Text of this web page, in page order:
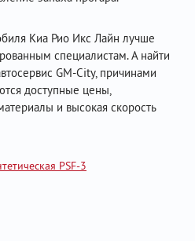
Киа Рио Икс Лайн лучше
специалистам. А найти
GM-City, причинами
доступные цены,
и высокая скорость
PSF-3